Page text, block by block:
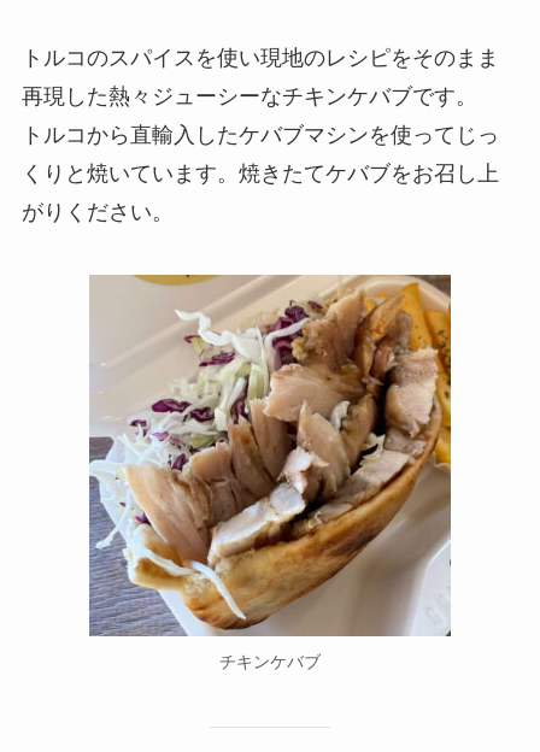
トルコのスパイスを使い現地のレシピをそのまま
再現した熱々ジューシーなチキンケバブです。
トルコから直輸入したケバブマシンを使ってじっ
くりと焼いています。焼きたてケバブをお召し上
がりください。
チキンケバブ